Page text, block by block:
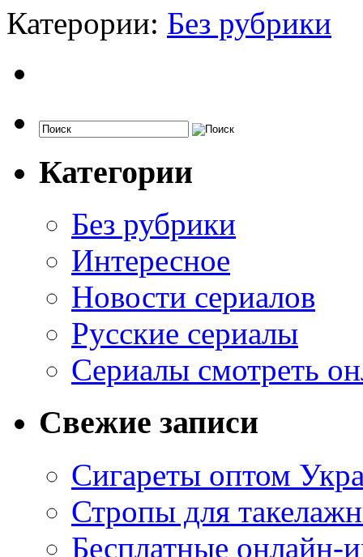
Катерории: Без рубрики
Категории
Без рубрики
Интересное
Новости сериалов
Русские сериалы
Сериалы смотреть
Свежие записи
Сигареты оптом
Стропы для
Бесплатные